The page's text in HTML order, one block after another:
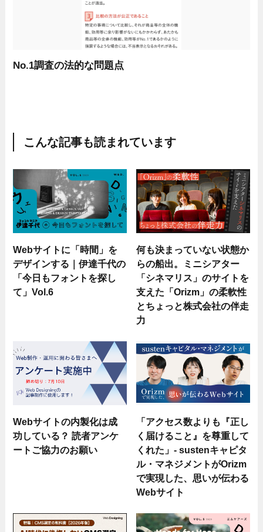
No.1調査の法的な問題点
こんな記事も読まれています
Webサイトに「時間」を
デザインする｜伊達千代の
「今日もフォントを探し
て」Vol.6
何も決まっていない状態か
らの船出。ミニシアター
「シネマリス」のサイトを
支えた「Orizm」の柔軟性
とちょっと株式会社の伴走
力
Webサイトの内製化は成
功している？ 読者アンケ
ートご協力のお願い
「アクセス数よりも『正し
く届けること』を尊重して
くれた」- sustenキャピタ
ル・マネジメントがOrizm
で実現した、思いが伝わる
Webサイト